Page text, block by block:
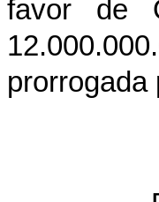
favor de
prorrogada